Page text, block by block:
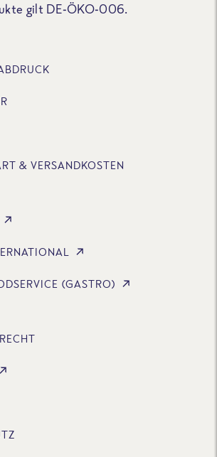
gilt DE-ÖKO-006.
& VERSANDKOSTEN
(GASTRO)